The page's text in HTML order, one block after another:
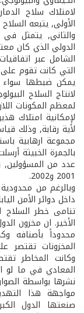
لامتلاك سلاح
الأولى, يتبعه
والثاني, يتمثل
الدولي الذي كان
الشامل عبر
التي كانت تقوم
يمكن ضبطها سواء
لانتاج السلاح
لمعظم المكونات
لإمكانية امتلاك
لأية رقابة, وذلك
مجموعة ارهابية
بالجمرة الخبيثة
عدد من
2001 و2002.
وبالرغم من
داخل دوائر الأمن
تنامى خطر
الأخير. ان مخزون
محدوداً بأصنافه
المخزونات تقتصر
وكانت المخاطر
المعادي في ما لو
مواجهة هذا
صنعتها الدول